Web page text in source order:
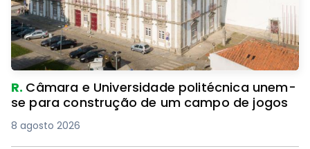
R. Câmara e Universidade politécnica unem-
se para construção de um campo de jogos
8 agosto 2026